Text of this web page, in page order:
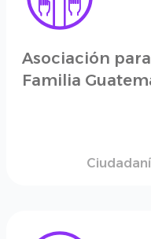
Asociación
Familia